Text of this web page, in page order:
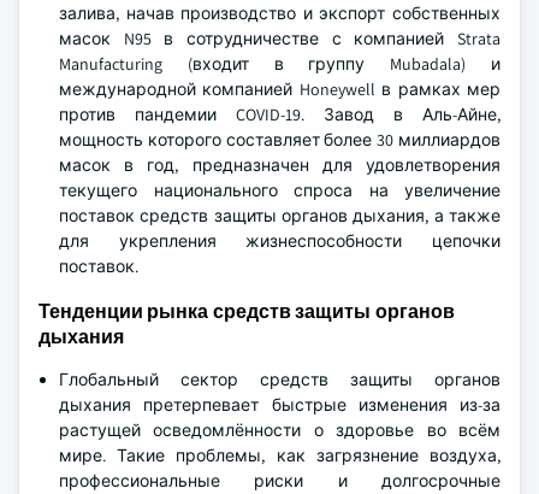
залива, начав производство и экспорт собственных
масок N95 в сотрудничестве с компанией Strata
Manufacturing (входит в группу Mubadala) и
международной компанией Honeywell в рамках мер
против пандемии COVID-19. Завод в Аль-Айне,
мощность которого составляет более 30 миллиардов
масок в год, предназначен для удовлетворения
текущего национального спроса на увеличение
поставок средств защиты органов дыхания, а также
для укрепления жизнеспособности цепочки
поставок.
Тенденции рынка средств защиты органов
дыхания
Глобальный сектор средств защиты органов
дыхания претерпевает быстрые изменения из-за
растущей осведомлённости о здоровье во всём
мире. Такие проблемы, как загрязнение воздуха,
профессиональные риски и долгосрочные